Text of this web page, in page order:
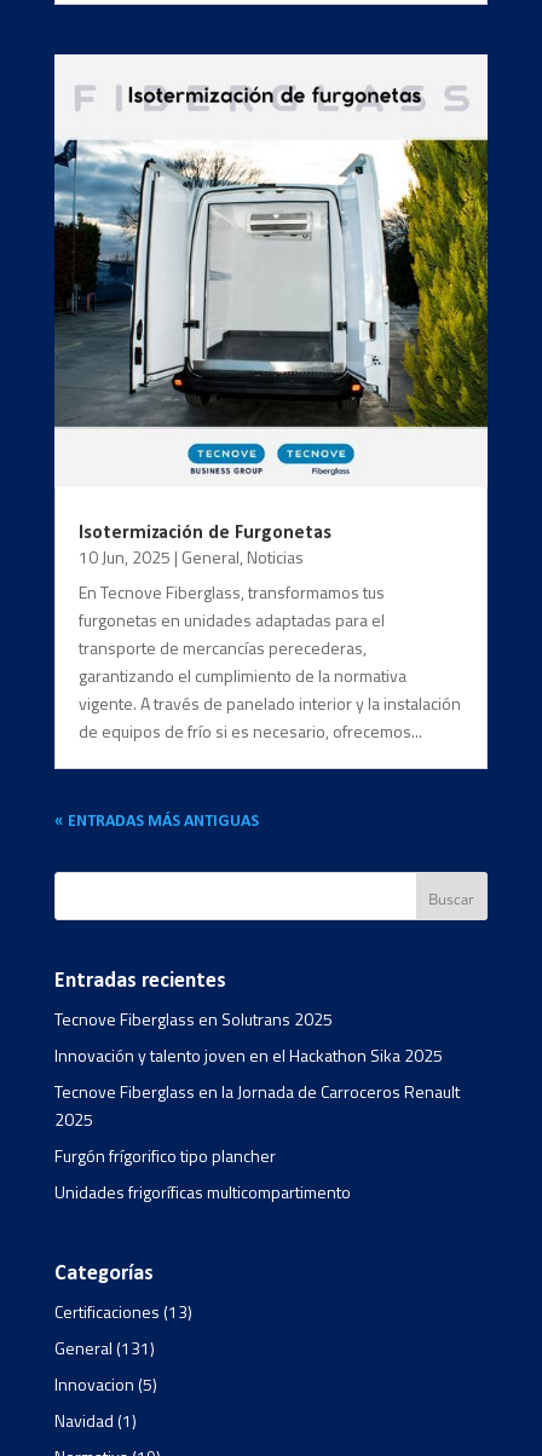
Isotermización de Furgonetas
10 Jun, 2025 | General, Noticias
En Tecnove Fiberglass, transformamos tus
furgonetas en unidades adaptadas para el
transporte de mercancías perecederas,
garantizando el cumplimiento de la normativa
vigente. A través de panelado interior y la instalación
de equipos de frío si es necesario, ofrecemos...
« ENTRADAS MÁS ANTIGUAS
Entradas recientes
Tecnove Fiberglass en Solutrans 2025
Innovación y talento joven en el Hackathon Sika 2025
Tecnove Fiberglass en la Jornada de Carroceros Renault
2025
Furgón frígorifico tipo plancher
Unidades frigoríficas multicompartimento
Categorías
Certificaciones(13)
General(131)
Innovacion(5)
Navidad(1)